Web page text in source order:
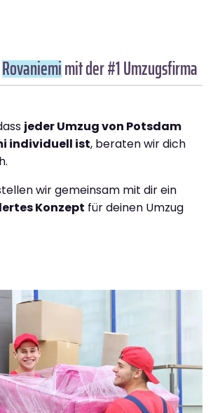
Rovaniemimit der #1 Umzugsfirma
jeder Umzug von Potsdam
individuell ist, beraten wir dich
wir gemeinsam mit dir ein
Konzept für deinen Umzug